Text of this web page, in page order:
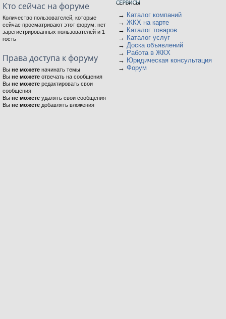
Кто сейчас на форуме
Количество пользователей, которые
сейчас просматривают этот форум: нет
зарегистрированных пользователей и 1
гость
Права доступа к форуму
Вы не можете начинать темы
Вы не можете отвечать на сообщения
Вы не можете редактировать свои
сообщения
Вы не можете удалять свои сообщения
Вы не можете добавлять вложения
→ Каталог компаний
→ ЖКХ на карте
→ Каталог товаров
→ Каталог услуг
→ Доска объявлений
→ Работа в ЖКХ
→ Юридическая консультация
→ Форум